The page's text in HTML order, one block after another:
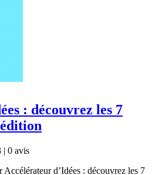
: découvrez les 7
| 0 avis
d’Idées : découvrez les 7